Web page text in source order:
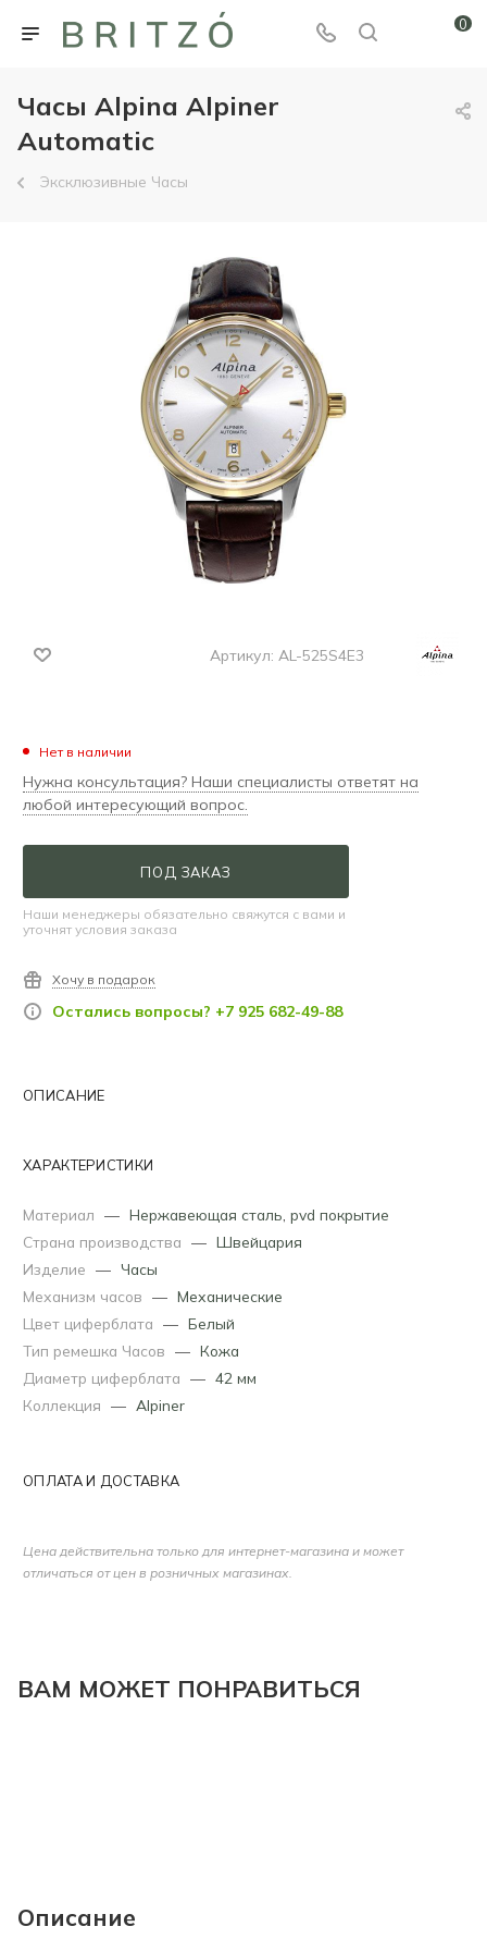
0
Часы Alpina Alpiner
Automatic
Эксклюзивные Часы
Артикул: AL-525S4E3
Нет в наличии
Нужна консультация? Наши специалисты ответят на
любой интересующий вопрос.
ПОД ЗАКАЗ
Наши менеджеры обязательно свяжутся с вами и
уточнят условия заказа
Хочу в подарок
Остались вопросы? +7 925 682-49-88
ОПИСАНИЕ
ХАРАКТЕРИСТИКИ
Материал — Нержавеющая сталь pvd покрытие
Страна производства — Швейцария
Изделие — Часы
Механизм часов — Механические
Цвет циферблата — Белый
Тип ремешка Часов — Кожа
Диаметр циферблата — 42 мм
Коллекция — Alpiner
ОПЛАТА И ДОСТАВКА
Цена действительна только для интернет-магазина и может
отличаться от цен в розничных магазинах.
ВАМ МОЖЕТ ПОНРАВИТЬСЯ
Описание